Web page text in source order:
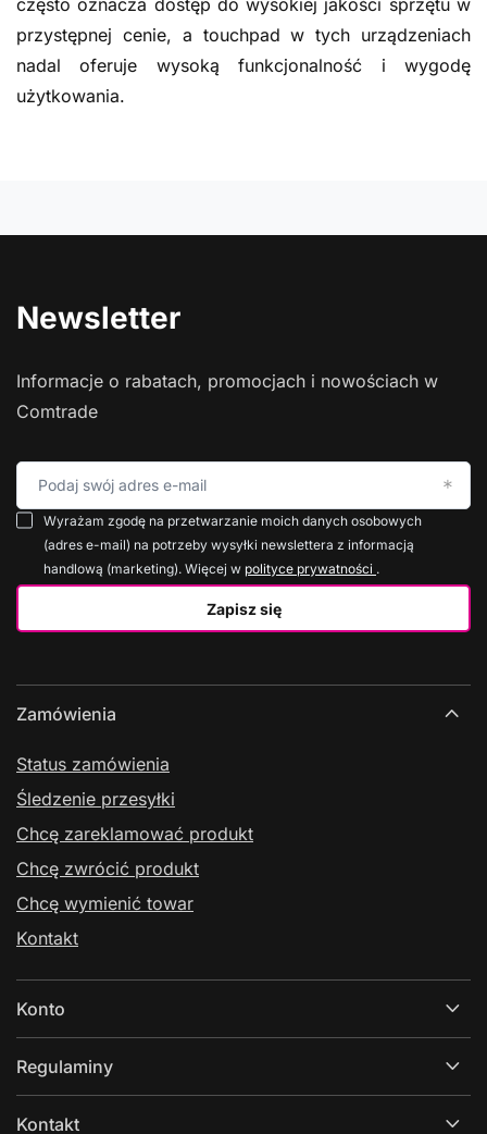
często oznacza dostęp do wysokiej jakości sprzętu w
przystępnej cenie, a touchpad w tych urządzeniach
nadal oferuje wysoką funkcjonalność i wygodę
użytkowania.
Newsletter
Informacje o rabatach, promocjach i nowościach w
Comtrade
Podaj swój adres e-mail
Zapisz się
Wyrażam zgodę na przetwarzanie moich danych osobowych
(adres e-mail) na potrzeby wysyłki newslettera z informacją
handlową (marketing). Więcej w polityce prywatności .
Zamówienia
Status zamówienia
Śledzenie przesyłki
Chcę zareklamować produkt
Chcę zwrócić produkt
Chcę wymienić towar
Kontakt
Konto
Regulaminy
Kontakt